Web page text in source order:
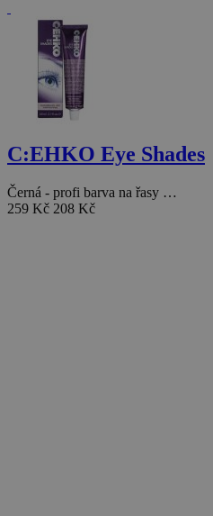
C:EHKO Eye Shades
Černá - profi barva na řasy …
259 Kč 208 Kč